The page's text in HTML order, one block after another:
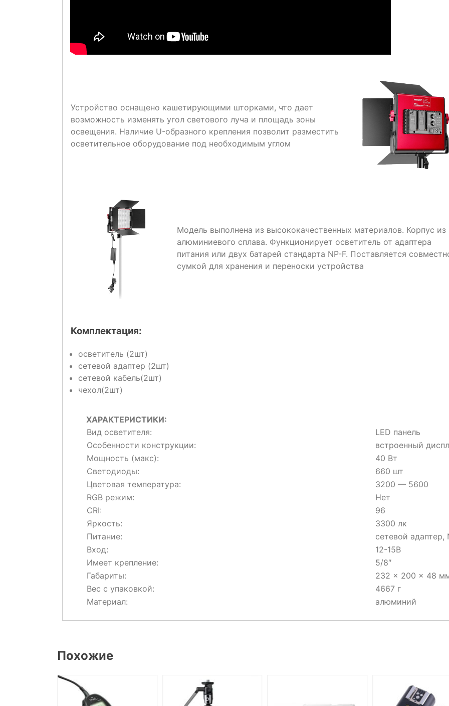
Устройство оснащено кашетирующими шторками, что дает
возможность изменять угол светового луча и площадь зоны
освещения. Наличие U-образного крепления позволит разместить
осветительное оборудование под необходимым углом
Модель выполнена из высококачественных материалов. Корпус из
алюминиевого сплава. Функционирует осветитель от адаптера
питания или двух батарей стандарта NP-F. Поставляется
сумкой для хранения и переноски устройства
Комплектация:
осветитель (2шт)
сетевой адаптер (2шт)
сетевой кабель(2шт)
чехол(2шт)
ХАРАКТЕРИСТИКИ:
Вид осветителя:
LED панель
Особенности конструкции:
встроенный
Мощность (макс):
40 Вт
Светодиоды:
660 шт
Цветовая температура:
3200 — 5600
RGB режим:
Нет
CRI:
96
Яркость:
3300 лк
Питание:
сетевой адаптер,
Вход:
12-15В
Имеет крепление:
5/8″
Габариты:
232 × 200 × 48
Вес с упаковкой:
4667 г
Материал:
алюминий
Похожие